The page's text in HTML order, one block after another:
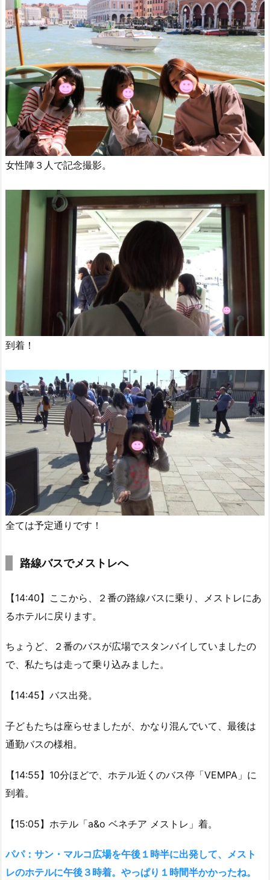
女性陣３人で記念撮影。
到着！
全ては予定通りです！
路線バスでメストレへ
【14:40】ここから、２番の路線バスに乗り、メストレにあ
るホテルに戻ります。
ちょうど、２番のバスが広場でスタンバイしていましたの
で、私たちは走って乗り込みました。
【14:45】バス出発。
子どもたちは座らせましたが、かなり混んでいて、最後は
通勤バスの様相。
【14:55】10分ほどで、ホテル近くのバス停「VEMPA」に
到着。
【15:05】ホテル「a&o ベネチア メストレ」着。
パパ：サン・マルコ広場を午後１時半に出発して、メスト
レのホテルに午後３時着。やっぱり１時間半かかったね。